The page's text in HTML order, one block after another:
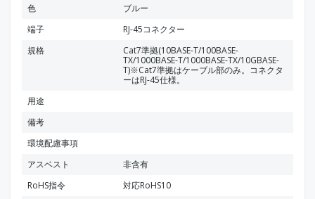
色
ブルー
端子
RJ-45コネクター
規格
Cat7準拠(10BASE-T/100BASE-
TX/1000BASE-T/1000BASE-TX/10GBASE-
T)※Cat7準拠はケーブル部のみ。コネクタ
ーはRJ-45仕様。
用途
備考
環境配慮事項
アスベスト
非含有
RoHS指令
対応RoHS10